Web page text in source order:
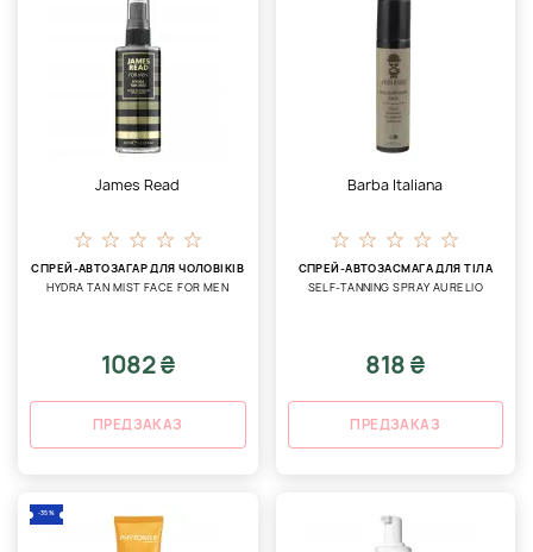
James Read
СПРЕЙ-АВТОЗАГАР ДЛЯ ЧОЛОВІКІВ
HYDRA TAN MIST FACE FOR MEN
1082 ₴
ПРЕДЗАКАЗ
Barba Italiana
СПРЕЙ-АВТОЗАСМАГА ДЛЯ ТІЛА
SELF-TANNING SPRAY AURELIO
818 ₴
ПРЕДЗАКАЗ
-35%